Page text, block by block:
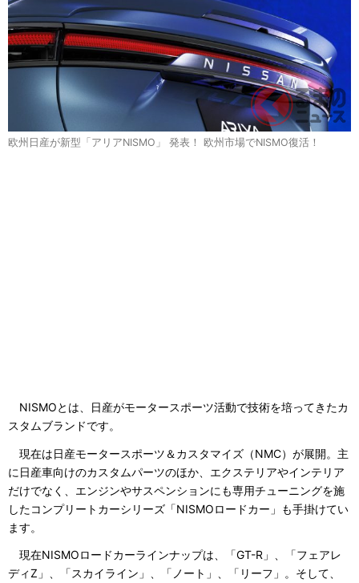
欧州日産が新型「アリアNISMO」 発表！ 欧州市場でNISMO復活！
NISMOとは、日産がモータースポーツ活動で技術を培ってきたカ
スタムブランドです。
現在は日産モータースポーツ＆カスタマイズ（NMC）が展開。主
に日産車向けのカスタムパーツのほか、エクステリアやインテリア
だけでなく、エンジンやサスペンションにも専用チューニングを施
したコンプリートカーシリーズ「NISMOロードカー」も手掛けてい
ます。
現在NISMOロードカーラインナップは、「GT-R」、「フェアレ
ディZ」、「スカイライン」、「ノート」、「リーフ」。そして、